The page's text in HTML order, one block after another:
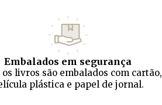
Embalados em segurança
os livros são embalados com cartão,
plástica e papel de jornal.